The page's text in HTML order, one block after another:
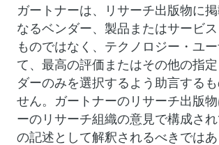
ガートナーは、リサーチ出版物に
なるベンダー、製品またはサービ
ものではなく、テクノロジー・ユ
て、最高の評価またはその他の指
ダーのみを選択するよう助言する
せん。ガートナーのリサーチ出版
ーのリサーチ組織の意見で構成さ
の記述として解釈されるべきでは